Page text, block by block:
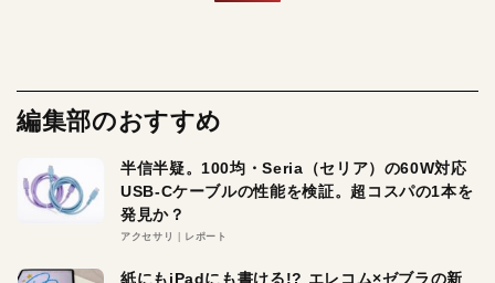
編集部のおすすめ
半信半疑。100均・Seria（セリア）の60W対応
USB-Cケーブルの性能を検証。超コスパの1本を
発見か？
アクセサリ レポート
紙にもiPadにも書ける!? エレコム×ゼブラの新